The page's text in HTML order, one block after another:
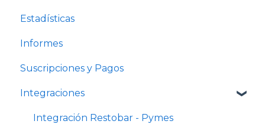
Estadísticas
Informes
Suscripciones y Pagos
Integraciones
Integración Restobar - Pymes